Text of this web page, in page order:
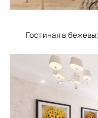
Гостиная в